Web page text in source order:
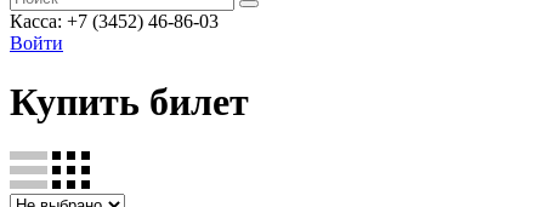
Касса: +7 (3452) 46-86-03
Войти
Купить билет